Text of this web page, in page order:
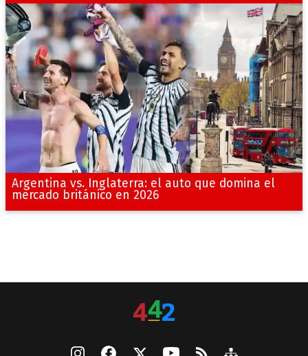
Argentina vs. Inglaterra: el auto que domina el
mercado británico en 2026